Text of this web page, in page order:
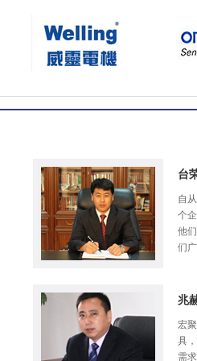
台
自
个
他
们
兆
宏
具
需